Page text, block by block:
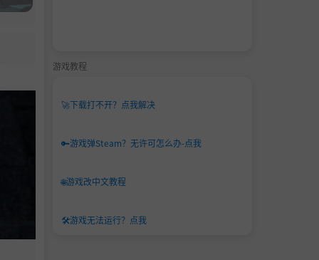
游戏教程
🚀下载打不开？点我解决
🔑游戏弹Steam？无许可怎么办-点我
🌐游戏改中文教程
🛠️游戏无法运行？点我